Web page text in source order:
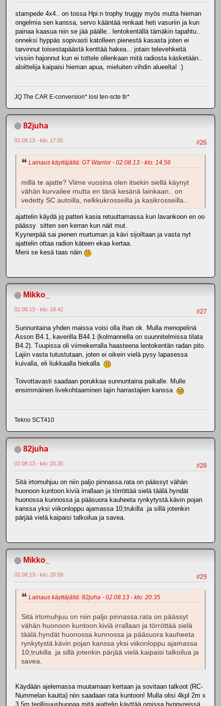
stampede 4x4.. on tossa Hpi:n trophy truggy myös mutta hieman
ongelmia sen kanssa, servo kääntää renkaat heti vasuriin ja kun
painaa kaasua niin se jää päälle.. lentokentällä tämäkin tapahtu..
onneksi hyppäs sopivasti katolleen pienestä kasasta joten ei
tarvinnut toisestapäästä kenttää hakea... jotain televehkeitä
vissiin hajonnut kun ei tottele ollenkaan mitä radiosta käsketään..
aloittelija kaipaisi hieman apua, mieluiten vihdin alueelta! :)
JQ The CAR E-conversion* losi ten-scte tlr*
82juha
#26
02.08.13 - klo: 17.05
Lainaus käyttäjältä: GT Warrior - 02.08.13 - klo: 14.56
millä te ajatte? Viime vuosina olen itsekin siellä käynyt
vähän kurvailee mutta en tänä kesänä lainkaan.. on
vedetty SC autoilla, nelkkukrosseilla ja kasikrosseilla..
ajattelin käydä jq patteri kasia retuuttamassa kun lavankoon en oo
päässy sitten sen kerran kun näit mut.
Kyynerpää sai pienen murtuman ja kävi sijoiltaan ja vasta nyt
ajattelin ottaa radion käteen ekaa kertaa.
Meni se kesä taas näin
Mikko_
#27
02.08.13 - klo: 18.42
Sunnuntaina yhden maissa voisi olla ihan ok. Mulla menopelinä
Asson B4.1, kaverilla B44.1 (kolmannella on suunnitelmissa tilata
B4.2). Tuupissa oli viimekerralla haasteena lentokentän radan pito.
Lajiin vasta tutustutaan, joten ei oikein vielä pysy lapasessa
kuivalla, eli liukkaalla hiekalla
Toivottavasti saadaan porukkaa sunnuntaina paikalle. Mulle
ensimmäinen livekohtaaminen lajin harrastajien kanssa
Tekno SCT410
82juha
#28
02.08.13 - klo: 20.35
Sitä irtomuhjuu on niin paljo pinnassa.rata on päässyt vähän
huonoon kuntoon.kiviä irrallaan ja törröttää sielä täälä.hyndät
huonossa kunnossa ja pääsuora kauheeta rynkytystä.kävin pojan
kanssa yksi viikonloppu ajamassa 10;trukilla .ja sillä jotenkin
pärjää vielä.kaipaisi talkoilua ja savea.
Mikko_
#29
02.08.13 - klo: 20.59
Lainaus käyttäjältä: 82juha - 02.08.13 - klo: 20.35
Sitä irtomuhjuu on niin paljo pinnassa.rata on päässyt
vähän huonoon kuntoon.kiviä irrallaan ja törröttää sielä
täälä.hyndät huonossa kunnossa ja pääsuora kauheeta
rynkytystä.kävin pojan kanssa yksi viikonloppu ajamassa
10;trukilla .ja sillä jotenkin pärjää vielä.kaipaisi talkoilua ja
savea.
Käydään ajelemassa muutamaan kertaan ja sovitaan talkoot (RC-
Nummelan kautta) niin saadaan rata kuntoon! Mulla olisi 4kpl 2m x
3,5m teollisuushuopaa mitä ajattelin käyttää omissa hyppyreissä.